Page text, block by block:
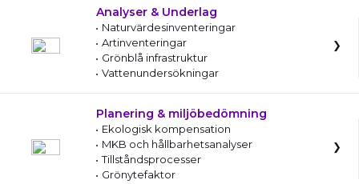
Analyser & Underlag
Naturvärdesinventeringar
Artinventeringar
Grönblå infrastruktur
Vattenundersökningar
Planering & miljöbedömning
Ekologisk kompensation
MKB och hållbarhetsanalyser
Tillståndsprocesser
Grönytefaktor